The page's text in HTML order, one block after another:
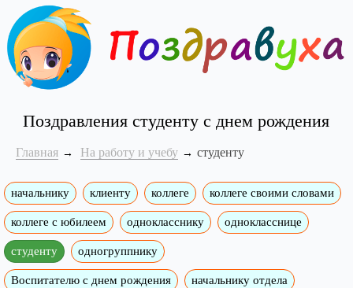
Поздравления студенту с днем рождения
Главная На работу и учебу студенту
начальнику клиенту коллеге коллеге своими словами
коллеге с юбилеем однокласснику однокласснице
студенту одногруппнику
Воспитателю с днем рождения начальнику отдела